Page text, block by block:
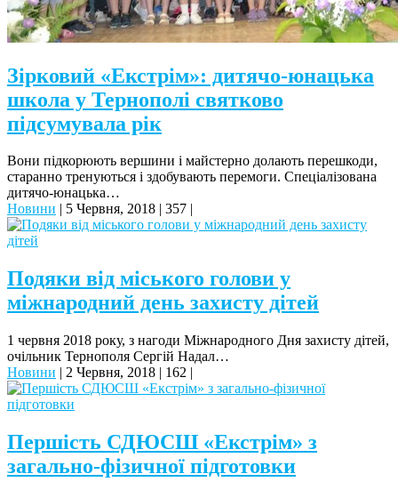
Зірковий «Екстрім»: дитячо-юнацька
школа у Тернополі святково
підсумувала рік
Вони підкорюють вершини і майстерно долають перешкоди,
старанно тренуються і здобувають перемоги. Спеціалізована
дитячо-юнацька…
Новини | 5 Червня, 2018 | 357 |
Подяки від міського голови у
міжнародний день захисту дітей
1 червня 2018 року, з нагоди Міжнародного Дня захисту дітей,
очільник Тернополя Сергій Надал…
Новини | 2 Червня, 2018 | 162 |
Першість СДЮСШ «Екстрім» з
загально-фізичної підготовки